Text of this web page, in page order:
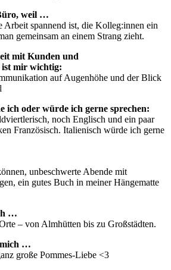
weil …
Arbeit spannend ist, die Kolleg:innen ein
gemeinsam an einem Strang zieht.
mit Kunden und
mir wichtig:
auf Augenhöhe und der Blick
ich oder würde ich gerne sprechen:
noch Englisch und ein paar
Französisch. Italienisch würde ich gerne
unbeschwerte Abende mit
ein gutes Buch in meiner Hängematte
…
– von Almhütten bis zu Großstädten.
mich …
große Pommes-Liebe <3